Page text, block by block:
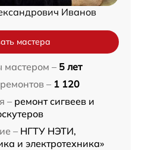
Иванов
мастера
мастером – 5 лет
– 1 120
– ремонт сигвеев и
– НГТУ НЭТИ,
и электротехника»